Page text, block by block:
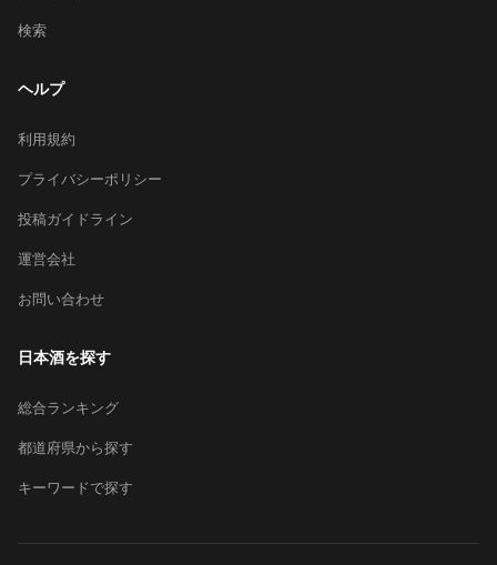
検索
ヘルプ
利用規約
プライバシーポリシー
投稿ガイドライン
運営会社
お問い合わせ
日本酒を探す
総合ランキング
都道府県から探す
キーワードで探す